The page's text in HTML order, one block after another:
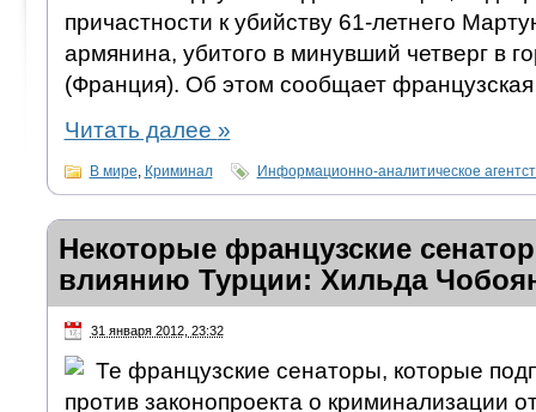
причастности к убийству 61-летнего
армянина, убитого в минувший четверг в
(Франция). Об этом сообщает
Читать далее »
В мире Криминал Информационно-аналитическое
Некоторые французские
влиянию Турции: Хильда
31 января 2012, 23:32
Те французские сенаторы, которые
против законопроекта о криминализации